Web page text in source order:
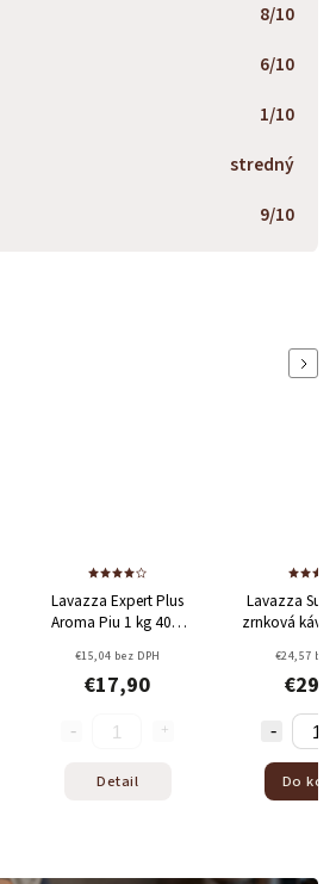
8/10
6/10
1/10
stredný
9/10
Expert Plus
Piu 1 kg40%
Lavazza Super Crema
zrnková káva 1 kg60%
Next